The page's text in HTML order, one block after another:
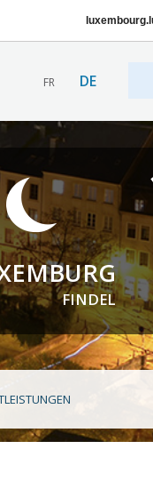
FR DE
FINDEL